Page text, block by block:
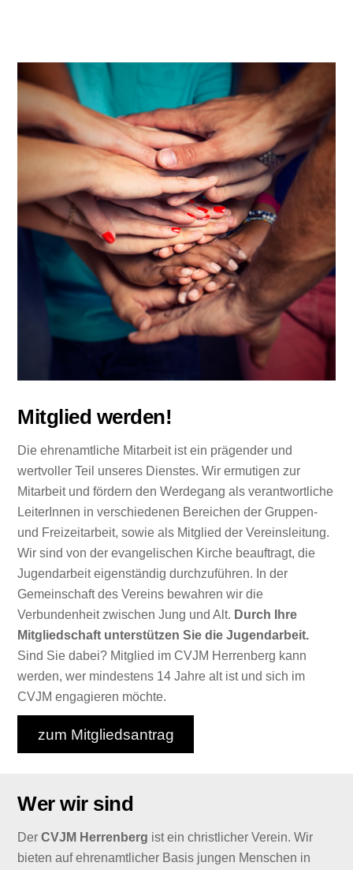
Mitglied werden!
Die ehrenamtliche Mitarbeit ist ein prägender und
wertvoller Teil unseres Dienstes. Wir ermutigen zur
Mitarbeit und fördern den Werdegang als verantwortliche
LeiterInnen in verschiedenen Bereichen der Gruppen-
und Freizeitarbeit, sowie als Mitglied der Vereinsleitung.
Wir sind von der evangelischen Kirche beauftragt, die
Jugendarbeit eigenständig durchzuführen. In der
Gemeinschaft des Vereins bewahren wir die
Verbundenheit zwischen Jung und Alt. Durch Ihre
Mitgliedschaft unterstützen Sie die Jugendarbeit.
Sind Sie dabei? Mitglied im CVJM Herrenberg kann
werden, wer mindestens 14 Jahre alt ist und sich im
CVJM engagieren möchte.
zum Mitgliedsantrag
Wer wir sind
DerCVJM Herrenberg ist ein christlicher Verein. Wir
bieten auf ehrenamtlicher Basis jungen Menschen in